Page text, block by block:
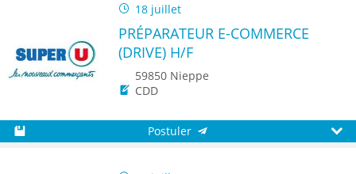
Annuler
18 juillet
PRÉPARATEUR E-COMMERCE
(DRIVE) H/F
59850 Nieppe
CDD
Postuler